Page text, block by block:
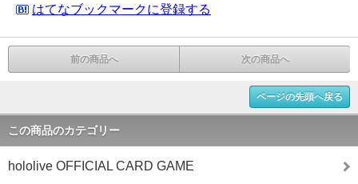
はてなブックマークに登録する
前の商品へ 次の商品へ
ページの先頭へ戻る
この商品のカテゴリー
hololive OFFICIAL CARD GAME